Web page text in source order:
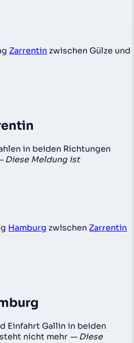
Zarrentin zwischen Gülze und
in beiden Richtungen
Diese Meldung ist
Hamburg zwischen Zarrentin
Einfahrt Gallin in beiden
nicht mehr — Diese